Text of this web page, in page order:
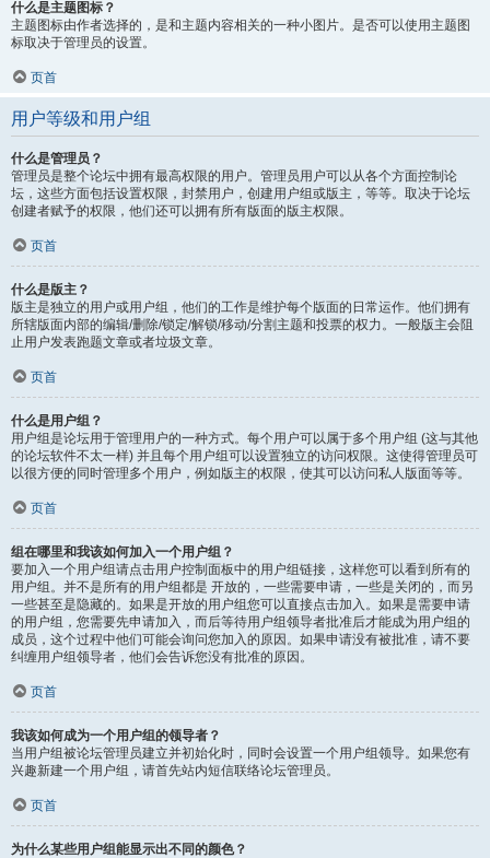
什么是主题图标？
主题图标由作者选择的，是和主题内容相关的一种小图片。是否可以使用主题图
标取决于管理员的设置。
页首
用户等级和用户组
什么是管理员？
管理员是整个论坛中拥有最高权限的用户。管理员用户可以从各个方面控制论
坛，这些方面包括设置权限，封禁用户，创建用户组或版主，等等。取决于论坛
创建者赋予的权限，他们还可以拥有所有版面的版主权限。
页首
什么是版主？
版主是独立的用户或用户组，他们的工作是维护每个版面的日常运作。他们拥有
所辖版面内部的编辑/删除/锁定/解锁/移动/分割主题和投票的权力。一般版主会阻
止用户发表跑题文章或者垃圾文章。
页首
什么是用户组？
用户组是论坛用于管理用户的一种方式。每个用户可以属于多个用户组 (这与其他
的论坛软件不太一样) 并且每个用户组可以设置独立的访问权限。这使得管理员可
以很方便的同时管理多个用户，例如版主的权限，使其可以访问私人版面等等。
页首
组在哪里和我该如何加入一个用户组？
要加入一个用户组请点击用户控制面板中的用户组链接，这样您可以看到所有的
用户组。并不是所有的用户组都是 开放的，一些需要申请，一些是关闭的，而另
一些甚至是隐藏的。如果是开放的用户组您可以直接点击加入。如果是需要申请
的用户组，您需要先申请加入，而后等待用户组领导者批准后才能成为用户组的
成员，这个过程中他们可能会询问您加入的原因。如果申请没有被批准，请不要
纠缠用户组领导者，他们会告诉您没有批准的原因。
页首
我该如何成为一个用户组的领导者？
当用户组被论坛管理员建立并初始化时，同时会设置一个用户组领导。如果您有
兴趣新建一个用户组，请首先站内短信联络论坛管理员。
页首
为什么某些用户组能显示出不同的颜色？